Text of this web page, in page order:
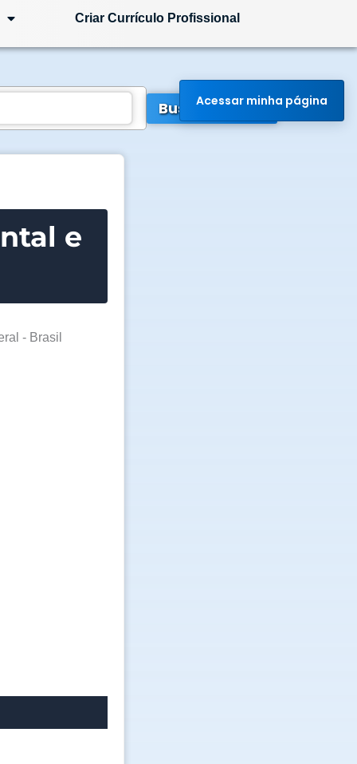
Criar Currículo Profissional
Buscar Vagas
e
- Brasil
Acessar minha página